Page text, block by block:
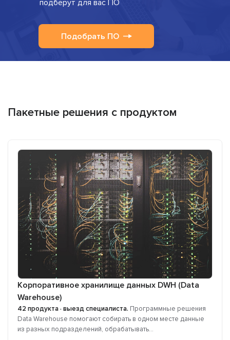
подберут для вас ПО
Подобрать ПО
Пакетные решения с продуктом
Корпоративное хранилище данных DWH (Data
Warehouse)
42 продукта · выезд специалиста. Программные решения
Data Warehouse помогают собирать в одном месте данные
из разных подразделений, обрабатывать...